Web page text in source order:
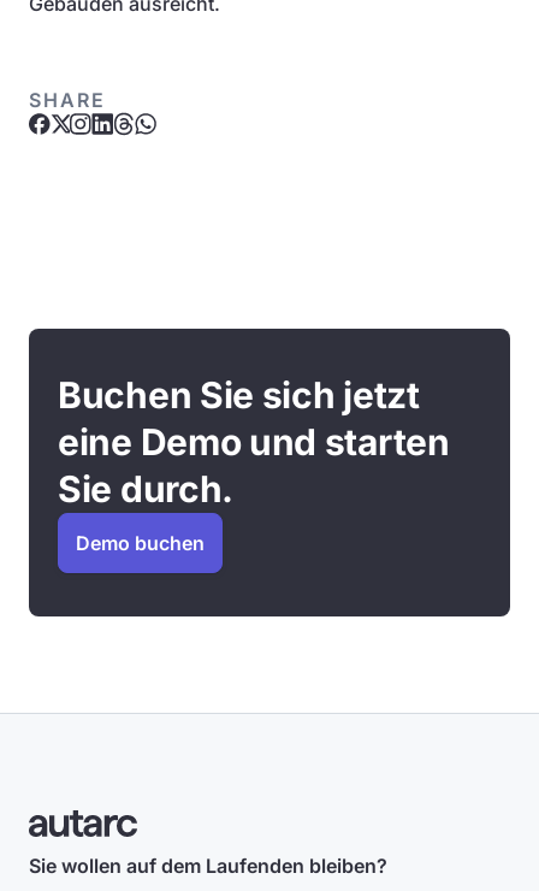
SHARE
Buchen Sie sich jetzt
eine Demo und starten
Sie durch.
Demo buchen
Sie wollen auf dem Laufenden bleiben?